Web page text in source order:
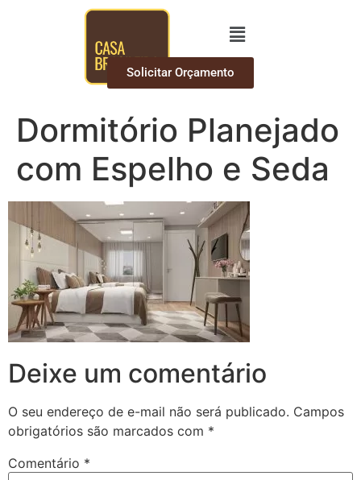
Solicitar Orçamento
Dormitório Planejado
com Espelho e Seda
Deixe um comentário
O seu endereço de e-mail não será publicado. Campos
obrigatórios são marcados com *
Comentário *